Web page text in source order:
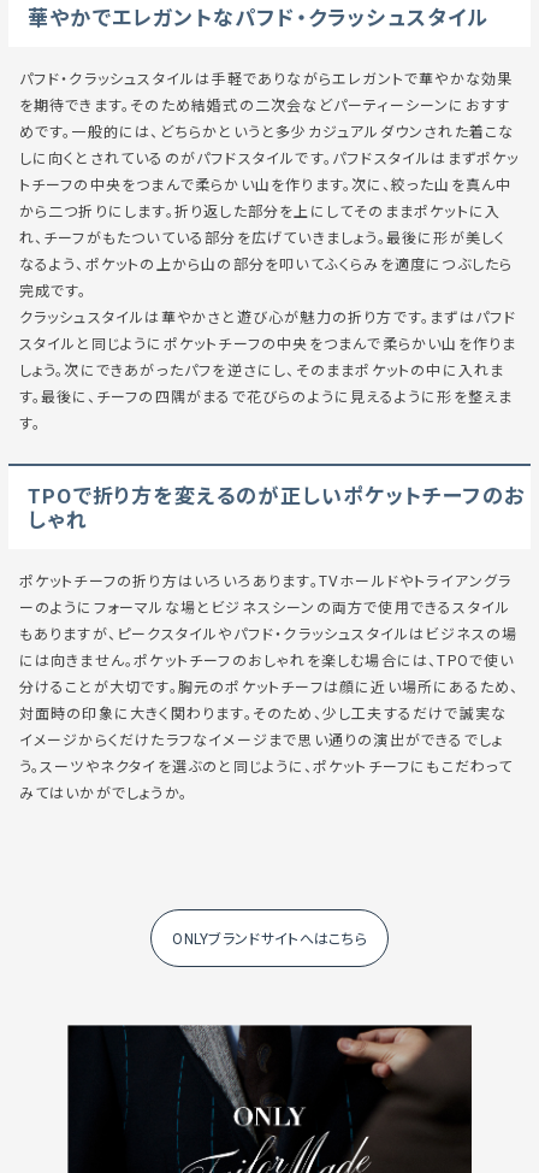
華やかでエレガントなパフド・クラッシュスタイル
パフド・クラッシュスタイルは手軽でありながらエレガントで華やかな効果
を期待できます。そのため結婚式の二次会などパーティーシーンにおすす
めです。一般的には、どちらかというと多少カジュアルダウンされた着こな
しに向くとされているのがパフドスタイルです。パフドスタイルはまずポケッ
トチーフの中央をつまんで柔らかい山を作ります。次に、絞った山を真ん中
から二つ折りにします。折り返した部分を上にしてそのままポケットに入
れ、チーフがもたついている部分を広げていきましょう。最後に形が美しく
なるよう、ポケットの上から山の部分を叩いてふくらみを適度につぶしたら
完成です。
クラッシュスタイルは華やかさと遊び心が魅力の折り方です。まずはパフド
スタイルと同じようにポケットチーフの中央をつまんで柔らかい山を作りま
しょう。次にできあがったパフを逆さにし、そのままポケットの中に入れま
す。最後に、チーフの四隅がまるで花びらのように見えるように形を整えま
す。
TPOで折り方を変えるのが正しいポケットチーフのお
しゃれ
ポケットチーフの折り方はいろいろあります。TVホールドやトライアングラ
ーのようにフォーマルな場とビジネスシーンの両方で使用できるスタイル
もありますが、ピークスタイルやパフド・クラッシュスタイルはビジネスの場
には向きません。ポケットチーフのおしゃれを楽しむ場合には、TPOで使い
分けることが大切です。胸元のポケットチーフは顔に近い場所にあるため、
対面時の印象に大きく関わります。そのため、少し工夫するだけで誠実な
イメージからくだけたラフなイメージまで思い通りの演出ができるでしょ
う。スーツやネクタイを選ぶのと同じように、ポケットチーフにもこだわって
みてはいかがでしょうか。
ONLYブランドサイトへはこちら